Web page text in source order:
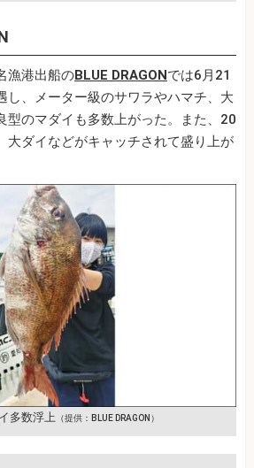
漁港出船のBLUE DRAGONでは6月21
し、メーター級のサワラやハマチ、大
型のマダイも多数上がった。また、20
大ダイなどがキャッチされて盛り上が
多数浮上 （提供：BLUE DRAGON）